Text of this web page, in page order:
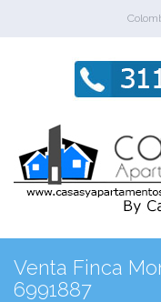
Venta Finca
6991887